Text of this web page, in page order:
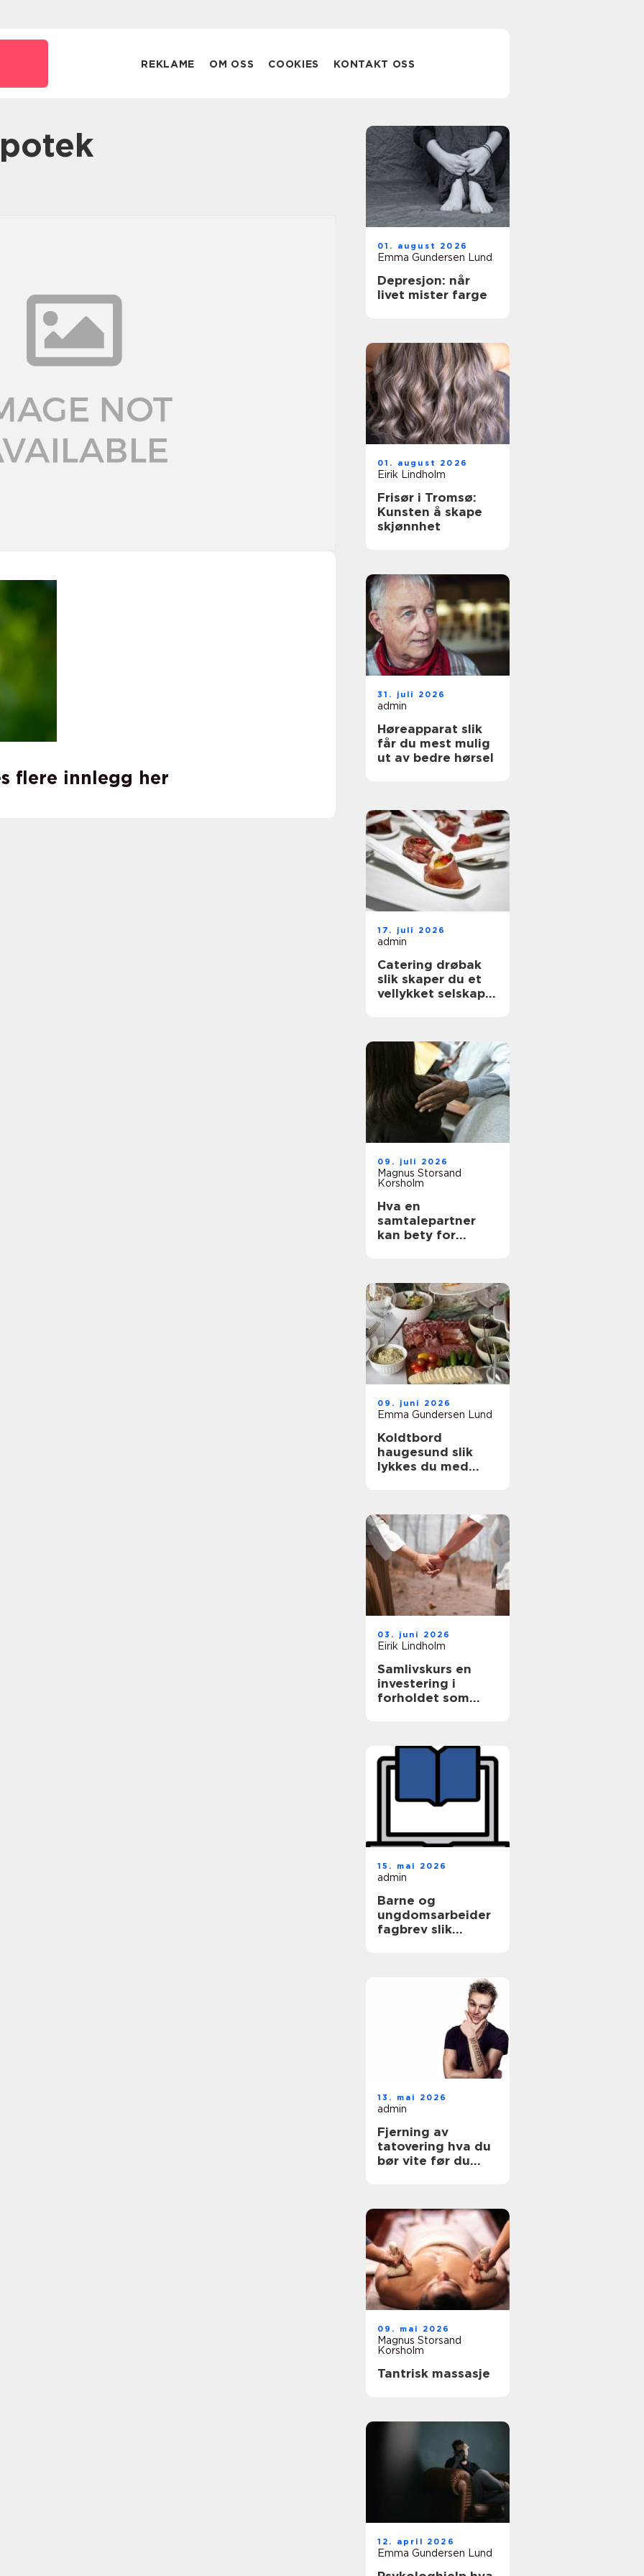
REKLAME OM OSS COOKIES KONTAKT OSS
flere innlegg her
01. august 2026
Emma Gundersen Lund
Depresjon: når
livet mister farge
01. august 2026
Eirik Lindholm
Frisør i Tromsø:
Kunsten å skape
skjønnhet
31. juli 2026
admin
Høreapparat slik
får du mest mulig
ut av bedre hørsel
17. juli 2026
admin
Catering drøbak
slik skaper du et
vellykket selskap
09. juli 2026
Magnus Storsand
Korsholm
Hva en
samtalepartner
kan bety for
09. juni 2026
Emma Gundersen Lund
Koldtbord
haugesund slik
lykkes du med
03. juni 2026
Eirik Lindholm
Samlivskurs en
investering i
forholdet som
15. mai 2026
admin
Barne og
ungdomsarbeider
fagbrev slik
13. mai 2026
admin
Fjerning av
tatovering hva du
bør vite før du
09. mai 2026
Magnus Storsand
Korsholm
Tantrisk massasje
12. april 2026
Emma Gundersen Lund